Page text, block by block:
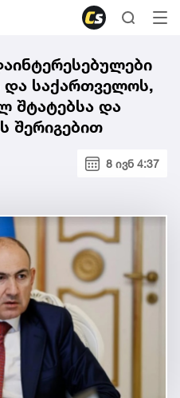
და საქართველოს,
შტატებსა და
შერიგებით
8 ივნ 4:37